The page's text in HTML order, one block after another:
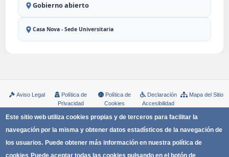
Este sitio web utiliza cookies propias y de terceros para facilitar la
navegación por la misma y obtener datos estadísticos de la navegación de
los usuarios. Puede obtener más información en nuestra política de
cookies Puede aceptar todas las cookies pulsando en el botón de
Gobierno abierto
Casa Nova - Sede Universitaria
Aviso Legal
Política de
Privacidad
Política de
Cookies
Declaración
Accesibilidad
Mapa del Sitio